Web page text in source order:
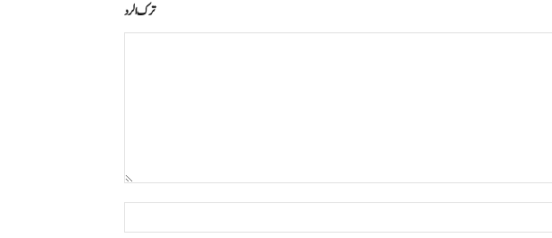
ترك الرد
التعليق:
اسم:*